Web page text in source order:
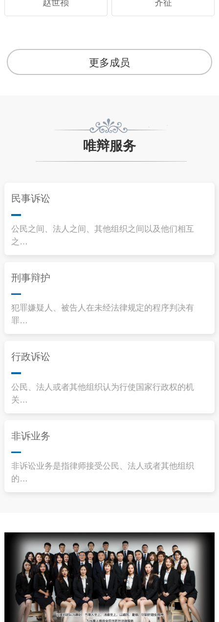
赵世祯 齐征
更多成员
唯辩服务
民事诉讼
公民之间、法人之间、其他组织之间以及他们相互
之…
刑事辩护
犯罪嫌疑人、被告人在未经法律规定的程序判决有
罪…
行政诉讼
公民、法人或者其他组织认为行使国家行政权的机
关…
非诉业务
非诉讼业务是指律师接受公民、法人或者其他组织
的…